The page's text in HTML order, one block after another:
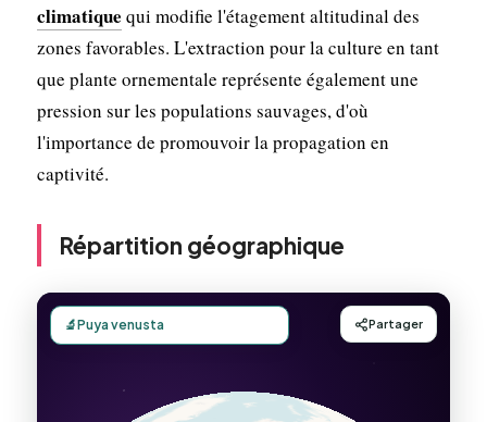
climatique qui modifie l'étagement altitudinal des
zones favorables. L'extraction pour la culture en tant
que plante ornementale représente également une
pression sur les populations sauvages, d'où
l'importance de promouvoir la propagation en
captivité.
Répartition géographique